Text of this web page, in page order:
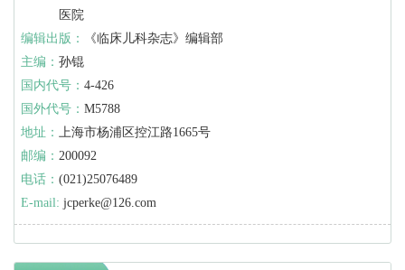
医院
编辑出版：
《临床儿科杂志》编辑部
主编： 孙锟
国内代号： 4-426
国外代号： M5788
地址： 上海市杨浦区控江路1665号
邮编： 200092
电话： (021)25076489
E-mail: jcperke@126.com